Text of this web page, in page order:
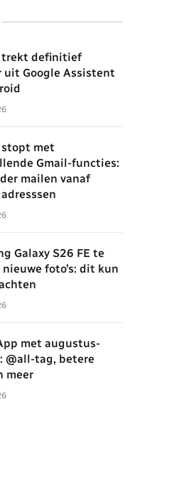
trekt definitief
uit Google Assistent
stopt met
Gmail-functies:
mailen vanaf
Galaxy S26 FE te
foto’s: dit kun
met augustus-
@all-tag, betere
meer